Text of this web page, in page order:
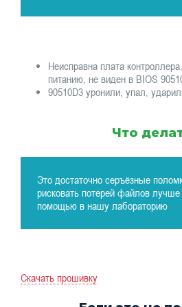
Неисправна плата
питанию, не виден в BIOS
90510D3 уронили, упал,
Что
Это достаточно серъёзные
рисковать потерей файлов лучше
помощью в нашу лабораторию
Скачать прошивку